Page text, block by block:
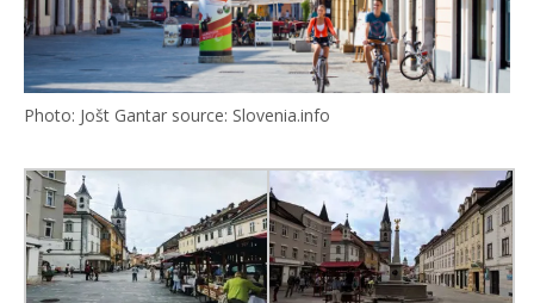
Photo: Jošt Gantar source: Slovenia.info